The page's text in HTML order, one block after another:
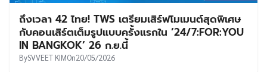
ถึงเวลา 42 ไทย! TWS เตรียมเสิร์ฟโมเมนต์สุดพิเศษ
กับคอนเสิร์ตเต็มรูปแบบครั้งแรกใน ’24/7:FOR:YOU
IN BANGKOK’ 26 ก.ย.นี้
BySVVEET KIMOn20/05/2026